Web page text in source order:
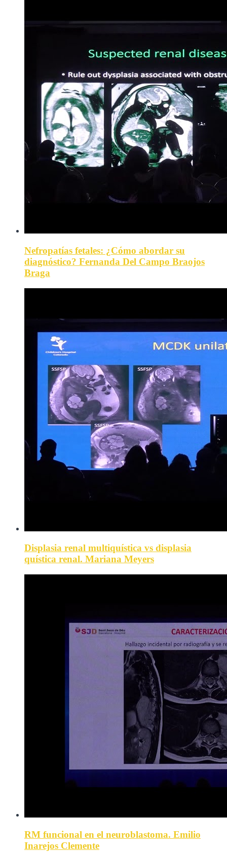
Nefropatías fetales: ¿Cómo abordar su
diagnóstico? Fernanda Del Campo Braojos
Braga
Displasia renal multiquística vs displasia
quística renal. Mariana Meyers
RM funcional en el neuroblastoma. Emilio
Inarejos Clemente